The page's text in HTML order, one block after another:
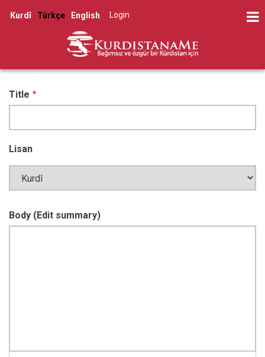
Kurdî Türkçe English
account
menu
Log in
Title
Lisan
Body (Edit summary)